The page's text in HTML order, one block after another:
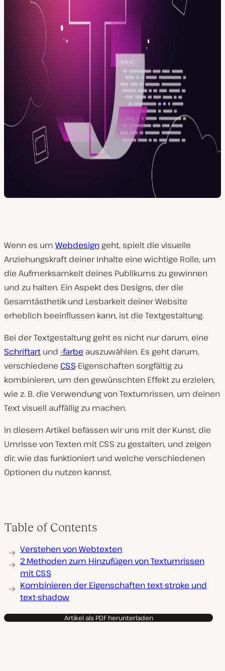
Wenn es um Webdesign geht, spielt die visuelle
Anziehungskraft deiner Inhalte eine wichtige Rolle, um
die Aufmerksamkeit deines Publikums zu gewinnen
und zu halten. Ein Aspekt des Designs, der die
Gesamtästhetik und Lesbarkeit deiner Website
erheblich beeinflussen kann, ist die Textgestaltung.
Bei der Textgestaltung geht es nicht nur darum, eine
Schriftart und -farbe auszuwählen. Es geht darum,
verschiedene CSS-Eigenschaften sorgfältig zu
kombinieren, um den gewünschten Effekt zu erzielen,
wie z. B. die Verwendung von Textumrissen, um deinen
Text visuell auffällig zu machen.
In diesem Artikel befassen wir uns mit der Kunst, die
Umrisse von Texten mit CSS zu gestalten, und zeigen
dir, wie das funktioniert und welche verschiedenen
Optionen du nutzen kannst.
Table of Contents
Verstehen von Webtexten
2 Methoden zum Hinzufügen von Textumrissen
mit CSS
Kombinieren der Eigenschaften text-stroke und
text-shadow
Artikel als PDF herunterladen